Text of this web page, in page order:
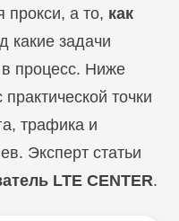
прокси, а то, как
какие задачи
процесс. Ниже
точки
трафика и
Эксперт статьи
LTE CENTER.